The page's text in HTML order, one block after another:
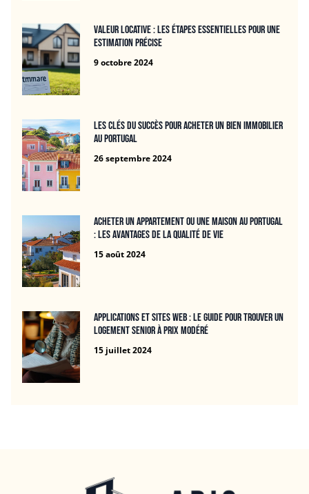
Valeur locative : Les étapes essentielles pour une
estimation précise
9 octobre 2024
Les clés du succès pour acheter un bien immobilier
au Portugal
26 septembre 2024
Acheter un appartement ou une maison au Portugal
: les avantages de la qualité de vie
15 août 2024
Applications et Sites Web : Le Guide Pour Trouver un
Logement Senior à Prix Modéré
15 juillet 2024